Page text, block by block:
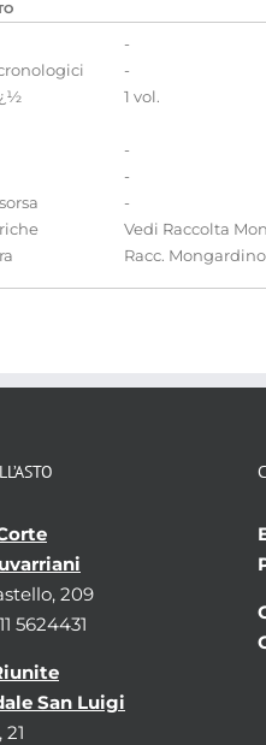
-
-
1 vol.
-
-
-
Vedi Raccolta
Racc.
209
5624431
San Luigi